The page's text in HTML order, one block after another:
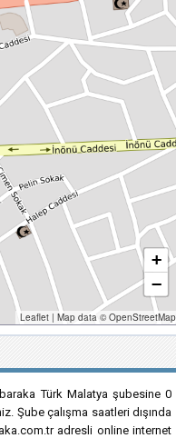
+
−
Leaflet | Map data © OpenStreetMap
Türk Malatya şubesine 0
Şube çalışma saatleri dışında
adresli online internet